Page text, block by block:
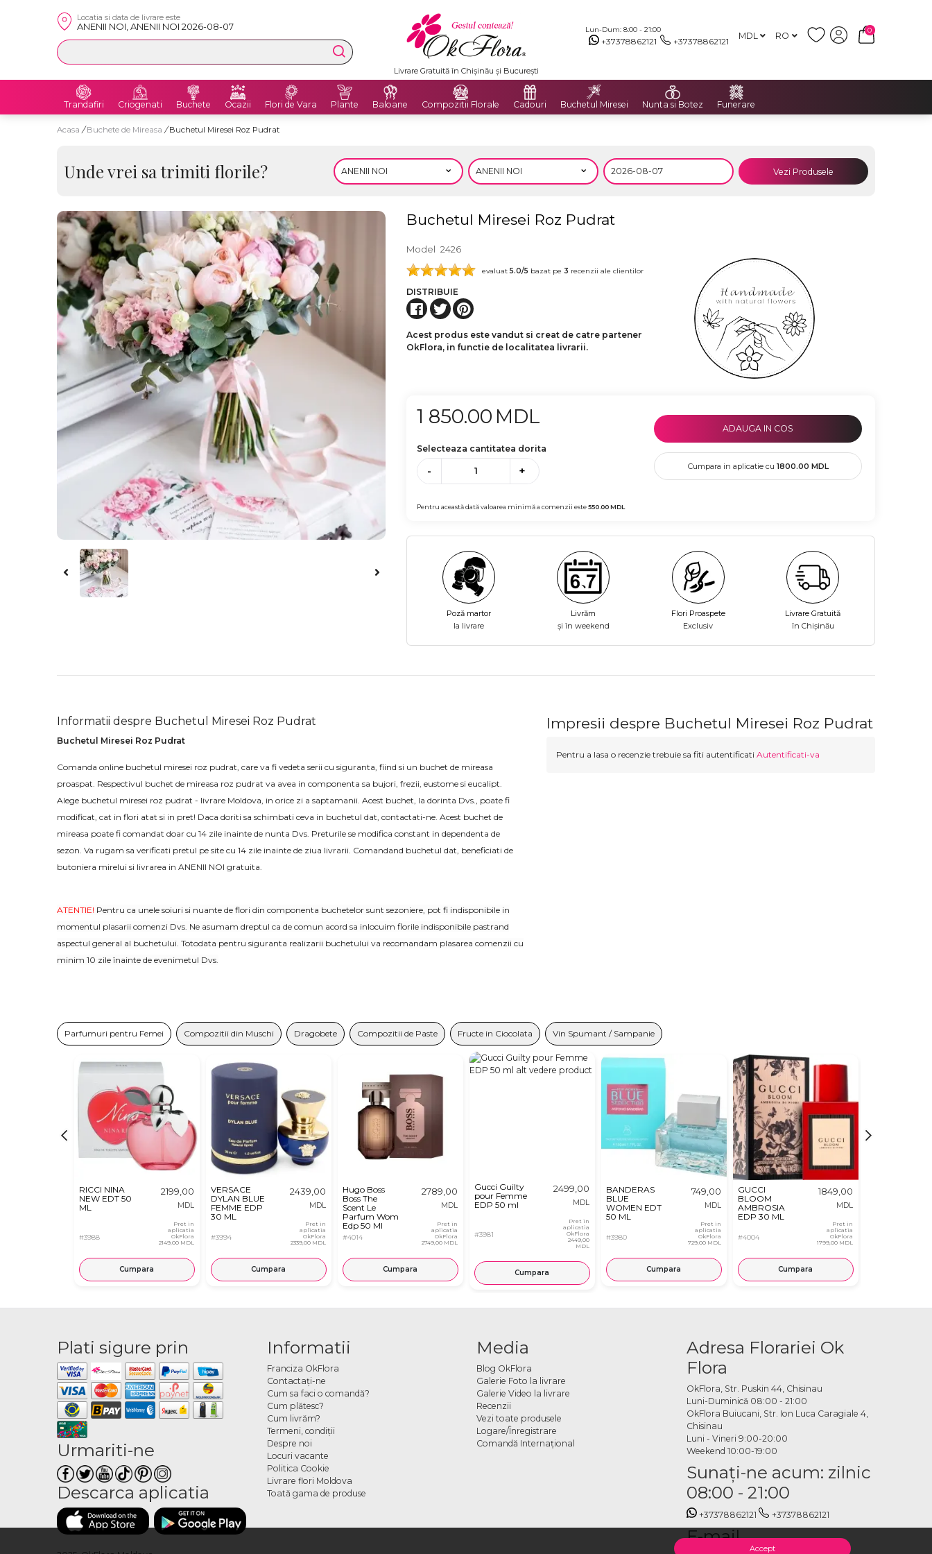
Accept
Locatia si data de livrare este
ANENII NOI, ANENII NOI 2026-08-07 Lun-Dum: 8:00 - 21:00
+37378862121 +37378862121 MDL RO
0
Livrare Gratuită în Chișinău și București
Trandafiri Criogenati Buchete Ocazii Flori de Vara Plante Baloane Compozitii Florale Cadouri Buchetul Miresei Nunta si Botez Funerare
Acasa / Buchete de Mireasa / Buchetul Miresei Roz Pudrat
Unde vrei sa trimiti florile? Vezi Produsele
Buchetul Miresei Roz Pudrat
Model 2426
evaluat5.0/5 bazat pe 3 recenzii ale clientilor
DISTRIBUIE
Acest produs este vandut si creat de catre partener
OkFlora, in functie de localitatea livrarii.
1 850.00 MDL
Selecteaza cantitatea dorita
- +
Pentru această dată valoarea minimă a comenzii este550.00MDL
ADAUGA IN COS
Cumpara in aplicatie cu 1800.00 MDL
Poză martor
la livrare
Livrăm
și în weekend
Flori Proaspete
Exclusiv
Livrare Gratuită
în Chișinău
Informatii despre Buchetul Miresei Roz Pudrat
Buchetul Miresei Roz Pudrat
Comanda online buchetul miresei roz pudrat, care va fi vedeta serii cu siguranta, fiind si un buchet de mireasa
proaspat. Respectivul buchet de mireasa roz pudrat va avea in componenta sa bujori, frezii, eustome si eucalipt.
Alege buchetul miresei roz pudrat - livrare Moldova, in orice zi a saptamanii. Acest buchet, la dorinta Dvs., poate fi
modificat, cat in flori atat si in pret! Daca doriti sa schimbati ceva in buchetul dat, contactati-ne. Acest buchet de
mireasa poate fi comandat doar cu 14 zile inainte de nunta Dvs. Preturile se modifica constant in dependenta de
sezon. Va rugam sa verificati pretul pe site cu 14 zile inainte de ziua livrarii. Comandand buchetul dat, beneficiati de
butoniera mirelui si livrarea in ANENII NOI gratuita.
ATENTIE! Pentru ca unele soiuri si nuante de flori din componenta buchetelor sunt sezoniere, pot fi indisponibile in
momentul plasarii comenzi Dvs. Ne asumam dreptul ca de comun acord sa inlocuim florile indisponibile pastrand
aspectul general al buchetului. Totodata pentru siguranta realizarii buchetului va recomandam plasarea comenzii cu
minim 10 zile înainte de evenimetul Dvs.
Impresii despre Buchetul Miresei Roz Pudrat
Pentru a lasa o recenzie trebuie sa fiti autentificati Autentificati-va
Parfumuri pentru Femei Compozitii din Muschi Dragobete Compozitii de Paste Fructe in Ciocolata Vin Spumant / Sampanie
RICCI NINA
NEW EDT 50
ML
#3988
2199,00
MDL
Pret in
aplicatia
OkFlora
2149,00 MDL
Cumpara
VERSACE
DYLAN BLUE
FEMME EDP
30 ML
#3994
2439,00
MDL
Pret in
aplicatia
OkFlora
2339,00 MDL
Cumpara
Hugo Boss
Boss The
Scent Le
Parfum Wom
Edp 50 Ml
#4014
2789,00
MDL
Pret in
aplicatia
OkFlora
2749,00 MDL
Cumpara
Gucci Guilty
pour Femme
EDP 50 ml
#3981
2499,00
MDL
Pret in
aplicatia
OkFlora
2449,00
MDL
Cumpara
BANDERAS
BLUE
WOMEN EDT
50 ML
#3980
749,00
MDL
Pret in
aplicatia
OkFlora
729,00 MDL
Cumpara
GUCCI
BLOOM
AMBROSIA
EDP 30 ML
#4004
1849,00
MDL
Pret in
aplicatia
OkFlora
1799,00 MDL
Cumpara
Plati sigure prin
Urmariti-ne
Descarca aplicatia
Informatii
Franciza OkFlora
Contactaţi-ne
Cum sa faci o comandă?
Cum plătesc?
Cum livrăm?
Termeni, condiţii
Despre noi
Locuri vacante
Politica Cookie
Livrare flori Moldova
Toată gama de produse
Media
Blog OkFlora
Galerie Foto la livrare
Galerie Video la livrare
Recenzii
Vezi toate produsele
Logare/Înregistrare
Comandă Internațional
Adresa Florariei Ok
Flora
OkFlora, Str. Puskin 44, Chisinau
Luni-Duminică 08:00 - 21:00
OkFlora Buiucani, Str. Ion Luca Caragiale 4,
Chisinau
Luni - Vineri 9:00-20:00
Weekend 10:00-19:00
Sunaţi-ne acum: zilnic
08:00 - 21:00
+37378862121 +37378862121
E-mail